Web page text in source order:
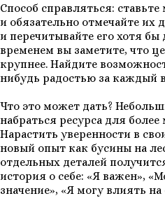
Способ справляться:
и обязательно отмечайте их
и перечитывайте его хотя бы
временем вы заметите, что
крупнее. Найдите
нибудь радостью за каждый
Что это может дать?
набраться ресурса для
Нарастить уверенности в
новый опыт как бусины на
отдельных деталей
история о себе: «Я важен»,
значение», «Я могу влиять